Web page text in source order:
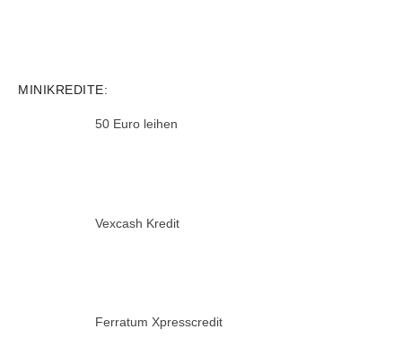
MINIKREDITE:
50 Euro leihen
Vexcash Kredit
Ferratum Xpresscredit